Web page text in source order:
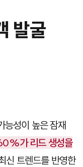
발굴
능성이 높은 잠재
가 리드 생성을
신 트렌드를 반영한